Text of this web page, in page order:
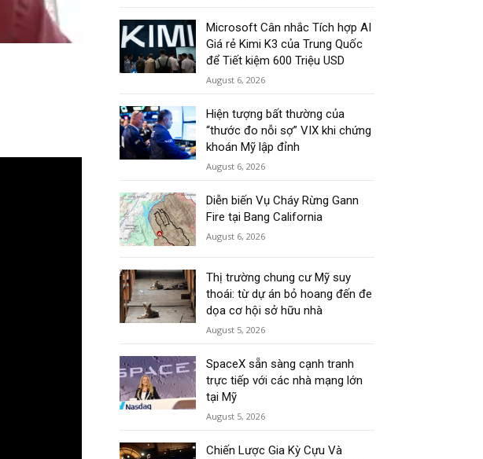
Microsoft Cân nhắc Tích hợp AI
Giá rẻ Kimi K3 của Trung Quốc
để Tiết kiệm 600 Triệu USD
August 6, 2026
Hiện tượng bất thường của
“thước đo nỗi sợ” VIX khi chứng
khoán Mỹ lập đỉnh
August 6, 2026
Diễn biến Vụ Cháy Rừng Gann
Fire tại Bang California
August 6, 2026
Thị trường chung cư Mỹ suy
thoái: từ dự án bỏ hoang đến đe
dọa cơ hội sở hữu nhà
August 5, 2026
SpaceX sẵn sàng cạnh tranh
trực tiếp với các nhà mạng lớn
tại Mỹ
August 5, 2026
Chiến Lược Gia Kỳ Cựu Và